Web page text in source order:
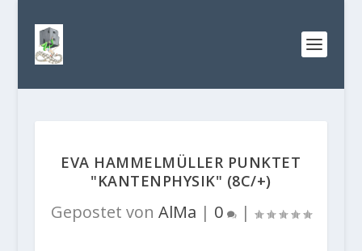
EVA HAMMELMÜLLER PUNKTET
"KANTENPHYSIK" (8C/+)
Gepostet von AlMa | 0 |